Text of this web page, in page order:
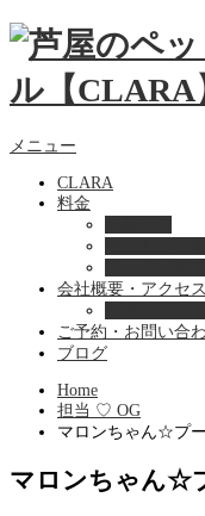
メニュー
CLARA
料金
会社概要・アクセス
ご予約・お問い合
ブログ
Home
担当 ♡ OG
マロンちゃん☆プ
マロンちゃん☆